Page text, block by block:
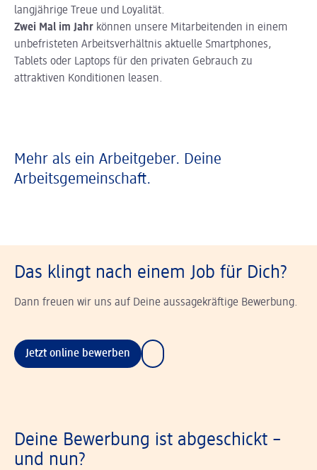
langjährige Treue und Loyalität.
Zwei Mal im Jahr können unsere Mitarbeitenden in einem
unbefristeten Arbeitsverhältnis aktuelle Smartphones,
Tablets oder Laptops für den privaten Gebrauch zu
attraktiven Konditionen leasen.
Mehr als ein Arbeitgeber. Deine
Arbeitsgemeinschaft.
Das klingt nach einem Job für Dich?
Dann freuen wir uns auf Deine aussagekräftige Bewerbung.
Jetzt online bewerben
Deine Bewerbung ist abgeschickt –
und nun?